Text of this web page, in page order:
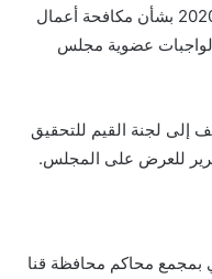
مخالفة لأحكام القانون رقم 205 لسنة 2020 بشأن مكافحة أعمال
لواجبات عضوية مجلس
إلى لجنة القيم للتحقيق
للعرض على المجلس.
بمجمع محاكم محافظة قنا